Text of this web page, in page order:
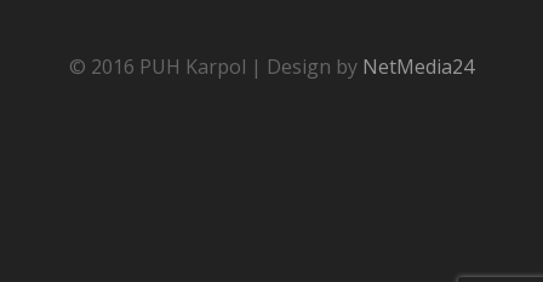
© 2016 PUH Karpol | Design by NetMedia24